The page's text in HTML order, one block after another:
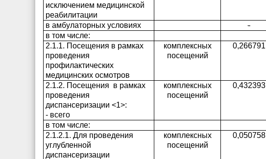
исключением медицинской
реабилитации
в амбулаторных условиях -
в том числе:
2.1.1. Посещения в рамках
проведения
профилактических
медицинских осмотров
комплексных
посещений
0,266791
2.1.2. Посещения в рамках
проведения
диспансеризации <1>:
- всего
комплексных
посещений
0,432393
в том числе:
2.1.2.1. Для проведения
углубленной
диспансеризации
комплексных
посещений
0,050758